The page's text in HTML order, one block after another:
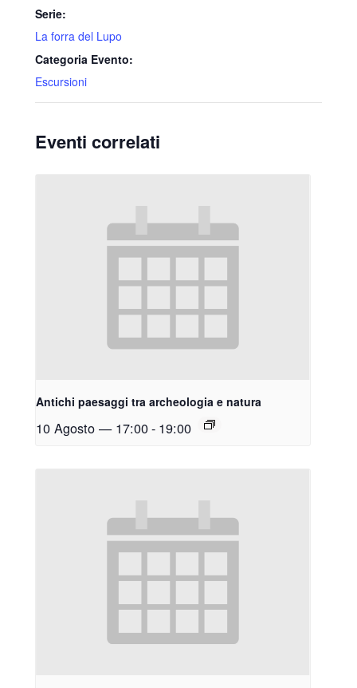
Serie:
La forra del Lupo
Categoria Evento:
Escursioni
Eventi correlati
Antichi paesaggi tra archeologia e natura
10 Agosto — 17:00- 19:00